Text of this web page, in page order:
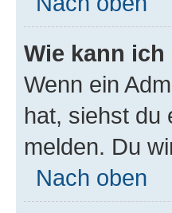
Wie kann
Wenn ein
hat, siehst du
melden. Du
Nach oben